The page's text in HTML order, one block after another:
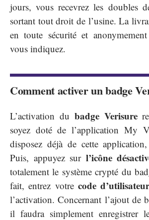
jours, vous recevrez les doubles
sortant tout droit de l’usine. La
en toute sécurité et
vous indiquez.
Comment activer un badge
L’activation du badge Verisure
soyez doté de l’application My
disposez déjà de cette
Puis, appuyez sur l’icône
totalement le système crypté du
fait, entrez votre code
l’activation. Concernant l’ajout de
il faudra simplement enregistrer